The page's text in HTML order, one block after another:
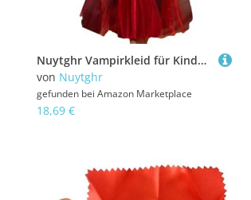
Nuytghr Vampirkleid für Kinder, Vampir-Halloween-Kostüm, verkleiden Sie sich Outfits für Familientreffen, Festivals, Feiern, Urlaub, Maskerade, Cosplay, Bühnenshow, Theateraufführung
von Nuytghr
gefunden bei Amazon Marketplace
18,69 €